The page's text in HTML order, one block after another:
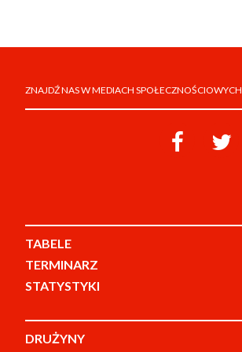
ZNAJDŹ NAS W MEDIACH SPOŁECZNOŚCIOWYCH
TABELE
TERMINARZ
STATYSTYKI
DRUŻYNY